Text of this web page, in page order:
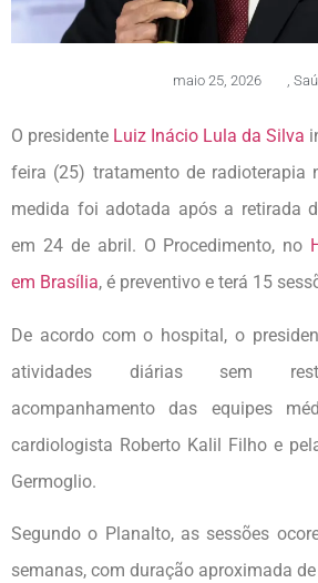
maio 25, 2026 ,
O presidente Luiz Inácio Lula da Silva
feira (25) tratamento de radioterapia
medida foi adotada após a retirada
em 24 de abril. O Procedimento, no
em Brasília, é preventivo e terá 15
De acordo com o hospital, o
atividades diárias sem
acompanhamento das equipes
cardiologista Roberto Kalil Filho e
Germoglio.
Segundo o Planalto, as sessões
semanas, com duração aproximada